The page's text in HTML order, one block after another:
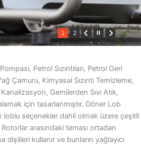
1 2
Petrol Sızıntıları, Petrol Geri
Çamuru, Kimyasal Sızıntı Temizleme,
Gemilerden Sıvı Atık,
için tasarlanmıştır. Döner Lob
loblu seçenekler dahil olmak üzere çeşitli
arasındaki teması ortadan
dişlileri kullanır ve bunların yağlayıcı